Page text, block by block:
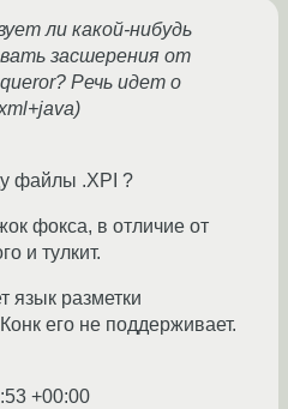
ли какой-нибудь
засшерения от
Речь идет о
файлы .XPI ?
фокса, в отличие от
и тулкит.
язык разметки
его не поддерживает.
+00:00